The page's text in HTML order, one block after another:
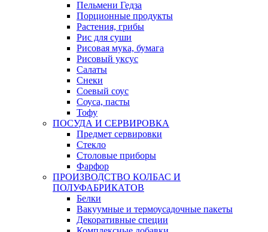
Пельмени Гедза
Порционные продукты
Растения, грибы
Рис для суши
Рисовая мука, бумага
Рисовый уксус
Салаты
Снеки
Соевый соус
Соуса, пасты
Тофу
ПОСУДА И СЕРВИРОВКА
Предмет сервировки
Стекло
Столовые приборы
Фарфор
ПРОИЗВОДСТВО КОЛБАС И
ПОЛУФАБРИКАТОВ
Белки
Вакуумные и термоусадочные пакеты
Декоративные специи